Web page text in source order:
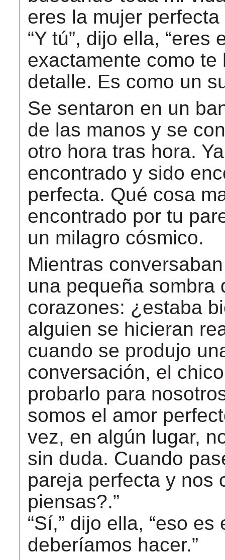
eres la mujer perfecta
“Y tú”, dijo ella,
exactamente como
detalle. Es como un
Se sentaron en un
de las manos y se
otro hora tras hora.
encontrado y sido
perfecta. Qué cosa
encontrado por tu
un milagro cósmico.
Mientras
una pequeña sombra
corazones: ¿estaba
alguien se hicieran
cuando se produjo
conversación, el
probarlo para
somos el amor
vez, en algún lugar,
sin duda. Cuando
pareja perfecta y nos
piensas?.”
“Sí,” dijo ella, “eso
deberíamos hacer.”